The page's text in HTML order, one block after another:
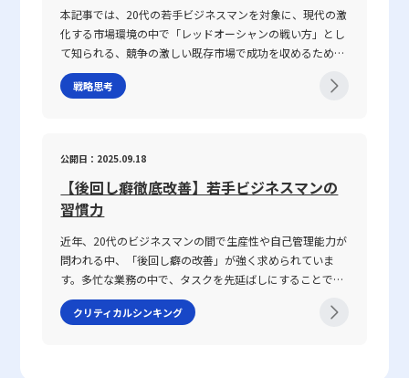
話がかみ合わない現象は、単なるコミュニケーションのミ
スではなく、現代ビジネスにおける意思疎通の複雑さと密
接に関わっています。企業内の組織体制や情報共有の仕組
事で話が噛み合わない人との対処法を模索する上での鍵と
踏まえる必要があります。まず、会話の基本となる前提条
件を共有することが不可欠です。会議や打ち合わせの冒頭
で議論のゴールや目的、前提条件を再確認することで、話
の軸がぶれるのを防ぐことができます。具体的な対策とし
ては、以下の点が挙げられます。・まず、話の内容は具体
的に整理し、主語と述語を明確にすることが重要です。特
に急いでいる状況や複雑な問題を扱う場合、あいまいな表
現を避け、論点を整理して伝える努力が必要です。・次
に、相手の理解度を随時確認することが推奨されます。た
ミュニケーション能力とは、単に情報を伝えるだけではな
く、相手の反応を予測し、意思疎通を円滑にするための高
度なスキルを指します。ビジネスにおいては、報連相やプ
レゼンテーション、会議、さらにはオンラインツールを介
した対話など、多岐にわたるシーンで求められます。この
く、個人の素質と経験が複雑に絡み合っています。「ビジ
は、論理的思考、傾聴力、発信力といった要素を統合し、
相手に正確かつ効果的なメッセージを伝えることで、相手
の行動変容を促す点にあります。 近年、ICT技術の進展に
より、メール、チャット、ビデオ会議など多様なコミュニ
ケーション手法が登場しました。しかし、テキストや非対
な反応だけに頼る傾向があり、誤解や遅延が発生する可能
性があります。このため、現代のビジネスシーンでは、対
本記事では、20代の若手ビジネスマンを対象に、現代の激
化する市場環境の中で「レッドオーシャンの戦い方」とし
て知られる、競争の激しい既存市場で成功を収めるための
戦略や心得について、最新の事例とともに解説します。グ
ローバル化が進み、テクノロジーの急速な発展や市場環境
注意点を体系的に整理しました。 レッドオーシャンとは
「レッドオーシャン」とは、既存市場における熾烈な競争
環境を表す比喩表現です。この概念は、2005年にW・チャ
ー・オーシャン戦略』にて取り上げられ、赤く血に染まっ
た海をイメージすることで、限られた需要を巡って多数の
企業が激しく争う状況を表現しています。特に、レッドオ
ーシャの 戦い方としてのアプローチは、価格競争に終始し
やすい市場の中で如何にして自社の独自性を打ち出すか、
戦略思考
公開日：2025.09.18
【後回し癖徹底改善】若手ビジネスマンの
習慣力
近年、20代のビジネスマンの間で生産性や自己管理能力が
問われる中、「後回し癖の改善」が強く求められていま
す。多忙な業務の中で、タスクを先延ばしにすることで生
じるストレスや自信喪失、生産性の低下は、キャリア形成
において決定的なマイナス要素となりかねません。この記
クリティカルシンキング